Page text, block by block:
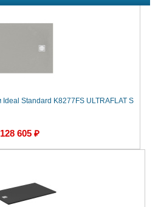
Standard K8277FS ULTRAFLAT S
128 605 ₽